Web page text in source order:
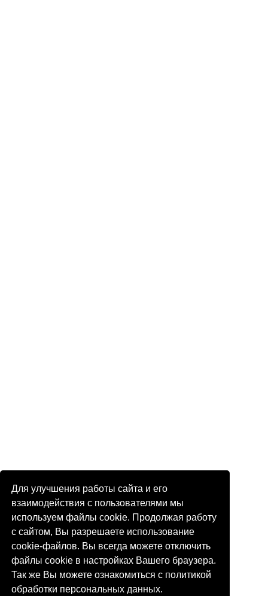
Для улучшения работы сайта и его
взаимодействия с пользователями мы
используем файлы cookie. Продолжая работу
с сайтом, Вы разрешаете использование
cookie-файлов. Вы всегда можете отключить
файлы cookie в настройках Вашего браузера.
Так же Вы можете ознакомиться с политикой
обработки персональных данных.